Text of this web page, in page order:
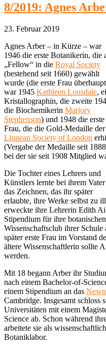
8/2019: Agnes
23. Februar 2019
Agnes Arber – in Kürze – war
1946 die erste Botanikerin, die
„Fellow“ in die Royal Society
(bestehend seit 1660) gewählt
wurde (die erste Frau überhaupt
war 1945 Kathleen Lonsdale,
Kristallographin, die zweite
die Biochemikerin Marjory
Stephenson) und 1948 die erste
Frau, die die Gold-Medaille der
Linnean Society of London
(Vergabe der Medaille seit
bei der sie seit 1908 Mitglied
Die Tochter eines Lehrers und
Künstlers lernte bei ihrem Vater
das Zeichnen, das ihr später
erlaubte, ihre Werke selbst zu
erweckte ihre Lehrerin Edith
Stipendium für ihre
Wissenschaftsclub ihrer Schule
später erste Frau im Vorstand
ältere Wissenschaftlerin sollte
werden.
Mit 18 begann Arber ihr
nach einem Bachelor-of-
einem Stipendium an das
Cambridge. Insgesamt schloss
Universitäten mit einem
Science ab. Schon während
arbeitete sie als
Botaniklabor.